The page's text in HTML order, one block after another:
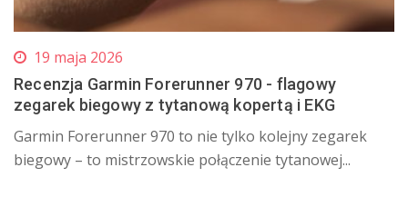
19 maja 2026
Recenzja Garmin Forerunner 970 - flagowy
zegarek biegowy z tytanową kopertą i EKG
​Garmin Forerunner 970 to nie tylko kolejny zegarek
biegowy – to mistrzowskie połączenie tytanowej...